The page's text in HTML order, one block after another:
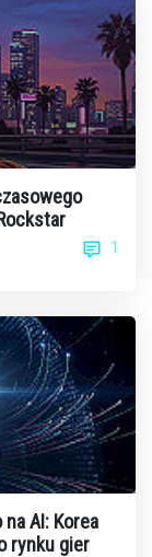
1
AI: Korea
rynku gier